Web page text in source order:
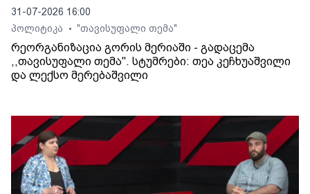
31-07-2026 16:00
პოლიტიკა
• "თავისუფალი თემა"
რეორგანიზაცია გორის მერიაში - გადაცემა
,,თავისუფალი თემა". სტუმრები: თეა კეჩხუაშვილი
და ლექსო მერებაშვილი